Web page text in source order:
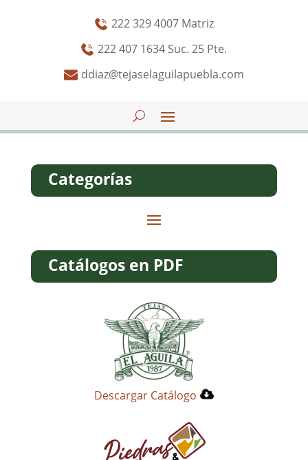
222 329 4007 Matriz
222 407 1634 Suc. 25 Pte.
ddiaz@tejaselaguilapuebla.com
Categorías
Catálogos en PDF
Descargar Catálogo